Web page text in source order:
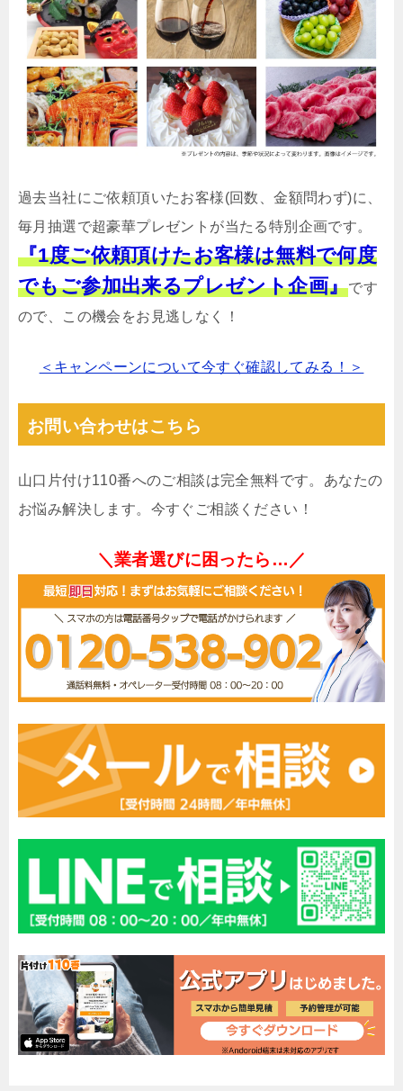
過去当社にご依頼頂いたお客様(回数、金額問わず)に、
毎月抽選で超豪華プレゼントが当たる特別企画です。
『1度ご依頼頂けたお客様は無料で何度
でもご参加出来るプレゼント企画』です
ので、この機会をお見逃しなく！
＜キャンペーンについて今すぐ確認してみる！＞
お問い合わせはこちら
山口片付け110番へのご相談は完全無料です。あなたの
お悩み解決します。今すぐご相談ください！
＼業者選びに困ったら…／